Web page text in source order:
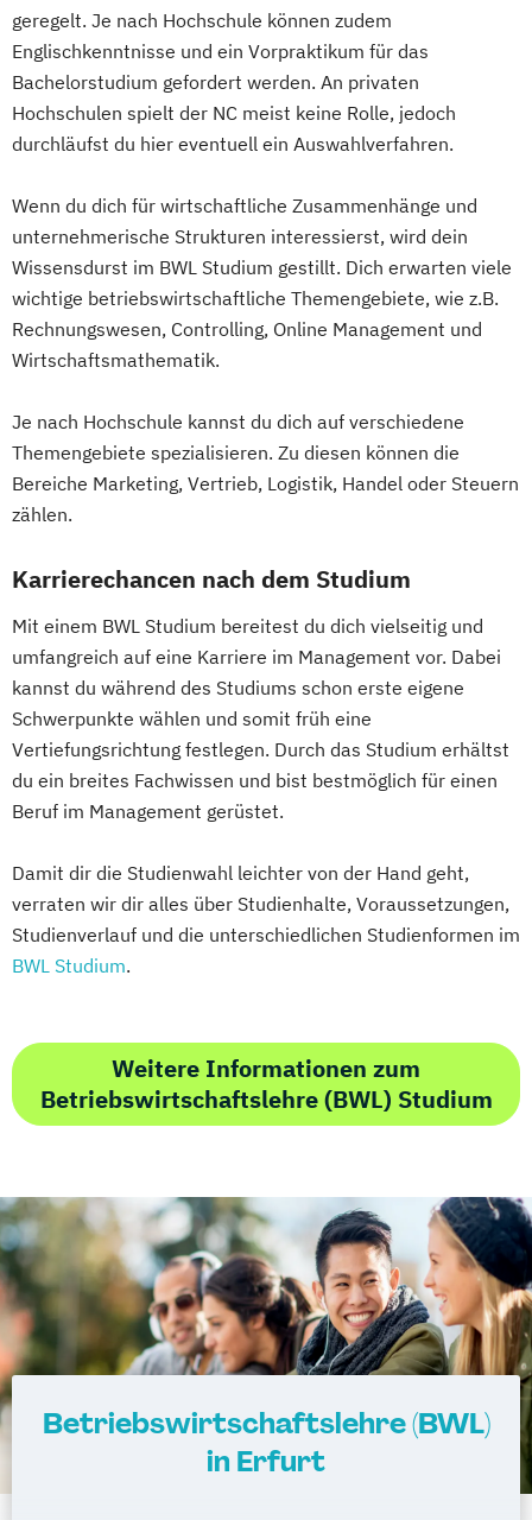
geregelt. Je nach Hochschule können zudem
Englischkenntnisse und ein Vorpraktikum für das
Bachelorstudium gefordert werden. An privaten
Hochschulen spielt der NC meist keine Rolle, jedoch
durchläufst du hier eventuell ein Auswahlverfahren.
Wenn du dich für wirtschaftliche Zusammenhänge und
unternehmerische Strukturen interessierst, wird dein
Wissensdurst im BWL Studium gestillt. Dich erwarten viele
wichtige betriebswirtschaftliche Themengebiete, wie z.B.
Rechnungswesen, Controlling, Online Management und
Wirtschaftsmathematik.
Je nach Hochschule kannst du dich auf verschiedene
Themengebiete spezialisieren. Zu diesen können die
Bereiche Marketing, Vertrieb, Logistik, Handel oder Steuern
zählen.
Karrierechancen nach dem Studium
Mit einem BWL Studium bereitest du dich vielseitig und
umfangreich auf eine Karriere im Management vor. Dabei
kannst du während des Studiums schon erste eigene
Schwerpunkte wählen und somit früh eine
Vertiefungsrichtung festlegen. Durch das Studium erhältst
du ein breites Fachwissen und bist bestmöglich für einen
Beruf im Management gerüstet.
Damit dir die Studienwahl leichter von der Hand geht,
verraten wir dir alles über Studienhalte, Voraussetzungen,
Studienverlauf und die unterschiedlichen Studienformen im
BWL Studium.
Weitere Informationen zum
Betriebswirtschaftslehre (BWL) Studium
Betriebswirtschaftslehre (BWL)
in Erfurt